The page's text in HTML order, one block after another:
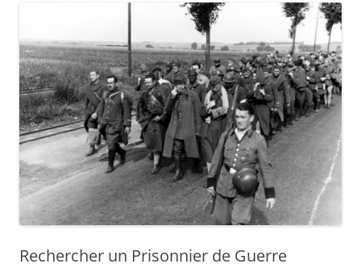
Rechercher un Prisonnier de Guerre